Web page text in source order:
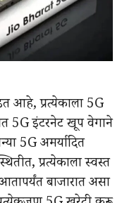
आहे, प्रत्येकाला 5G
5G इंटरनेट खूप वेगाने
5G अमर्यादित
प्रत्येकाला स्वस्त
बाजारात असा